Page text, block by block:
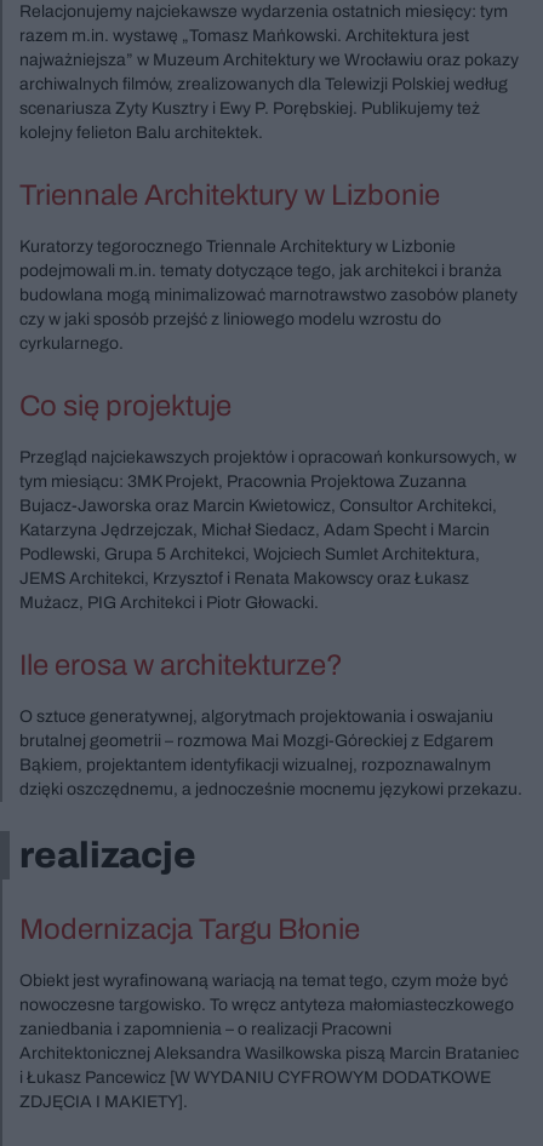
Relacjonujemy najciekawsze wydarzenia ostatnich miesięcy: tym
razem m.in. wystawę „Tomasz Mańkowski. Architektura jest
najważniejsza” w Muzeum Architektury we Wrocławiu oraz pokazy
archiwalnych filmów, zrealizowanych dla Telewizji Polskiej według
scenariusza Zyty Kusztry i Ewy P. Porębskiej. Publikujemy też
kolejny felieton Balu architektek.
Triennale Architektury w Lizbonie
Kuratorzy tegorocznego Triennale Architektury w Lizbonie
podejmowali m.in. tematy dotyczące tego, jak architekci i branża
budowlana mogą minimalizować marnotrawstwo zasobów planety
czy w jaki sposób przejść z liniowego modelu wzrostu do
cyrkularnego.
Co się projektuje
Przegląd najciekawszych projektów i opracowań konkursowych, w
tym miesiącu: 3MK Projekt, Pracownia Projektowa Zuzanna
Bujacz-Jaworska oraz Marcin Kwietowicz, Consultor Architekci,
Katarzyna Jędrzejczak, Michał Siedacz, Adam Specht i Marcin
Podlewski, Grupa 5 Architekci, Wojciech Sumlet Architektura,
JEMS Architekci, Krzysztof i Renata Makowscy oraz Łukasz
Mużacz, PIG Architekci i Piotr Głowacki.
Ile erosa w architekturze?
O sztuce generatywnej, algorytmach projektowania i oswajaniu
brutalnej geometrii – rozmowa Mai Mozgi-Góreckiej z Edgarem
Bąkiem, projektantem identyfikacji wizualnej, rozpoznawalnym
dzięki oszczędnemu, a jednocześnie mocnemu językowi przekazu.
realizacje
Modernizacja Targu Błonie
Obiekt jest wyrafinowaną wariacją na temat tego, czym może być
nowoczesne targowisko. To wręcz antyteza małomiasteczkowego
zaniedbania i zapomnienia – o realizacji Pracowni
Architektonicznej Aleksandra Wasilkowska piszą Marcin Brataniec
i Łukasz Pancewicz [W WYDANIU CYFROWYM DODATKOWE
ZDJĘCIA I MAKIETY].